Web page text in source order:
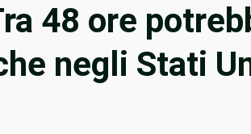
48 ore
negli Stati